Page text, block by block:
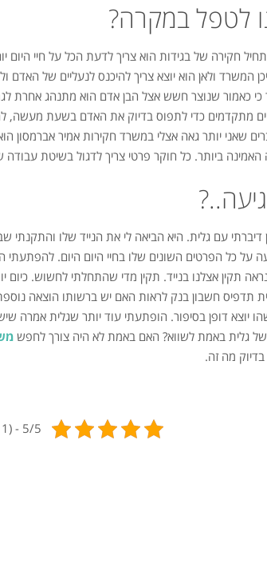
לטפל במקרה?
חקירה של בגידות הוא צריך לדעת הכל על חיי
המשרד ולאן הוא יוצא צריך להיכנס לנעליים של האדם
כי כאמור שנוצר חשש אצל הבן אדם הוא מתנהג אחרת
מתקדמים כדי לתפוס בדיוק את האדם בשעת מעשה,
שאני יותר גאה אצלי במשרד חקירות אמיר אברמסון
ביותר. כל חוקר פרטי צריך לדגול בשיטת
דיברתי עם גלית. היא הביאה לי את הנייד שלו
על כל הפרטים השונים שלו בחיי היום היום.
תקין אצלנו בנייד. תקין מדי שהתחלתי לחשוש. כיום
תדפיס חשבון בנק לראות האם יש ברשותו הוצאה
יוצא דופן בסיפור. הופתעתי עוד יותר שגלית אמרה
גלית באמת לשווא? האם באמת לא היה צורך לחפש
בדיוק מה זה.
5/5 - (1 vote)